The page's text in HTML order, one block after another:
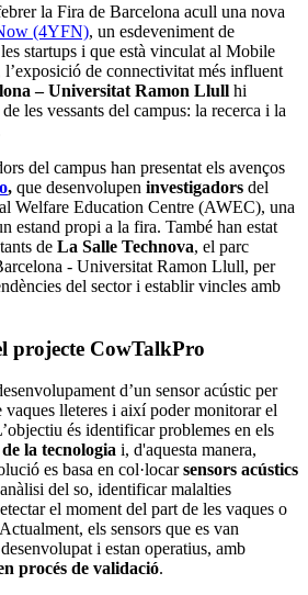
la Fira de Barcelona acull una nova
(4YFN), un esdeveniment de
startups i que està vinculat al Mobile
de connectivitat més influent
– Universitat Ramon Llull hi
les vessants del campus: la recerca i la
del campus han presentat els avenços
, que desenvolupen investigadors del
Welfare Education Centre (AWEC), una
estand propi a la fira. També han estat
de La Salle Technova, el parc
- Universitat Ramon Llull, per
del sector i establir vincles amb
projecte CowTalkPro
d’un sensor acústic per
vaques lleteres i així poder monitorar el
és identificar problemes en els
la tecnologia i, d'aquesta manera,
es basa en col·locarsensors acústics
del so, identificar malalties
el moment del part de les vaques o
els sensors que es van
i estan operatius, amb
procés de validació.